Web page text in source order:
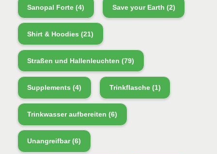
Sanopal Forte (4) Save your Earth (2)
Shirt & Hoodies (21)
Straßen und Hallenleuchten (79)
Supplements (4) Trinkflasche(1)
Trinkwasser aufbereiten (6)
Unangreifbar(6)